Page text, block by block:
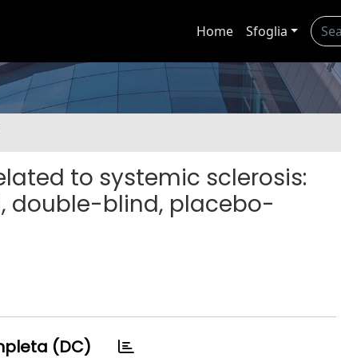
Home Sfoglia
to systemic sclerosis:
double-blind, placebo-
(DC)